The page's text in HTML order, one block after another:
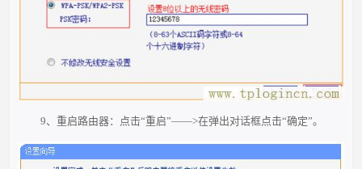
9、重启路由器：点击“重启”——>在弹出对话框点击“确定”。